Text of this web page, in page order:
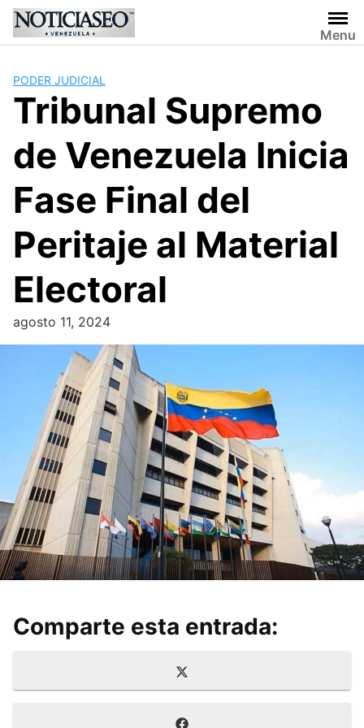
Skip
content
Menu
PODER JUDICIAL
Tribunal Supremo
de Venezuela Inicia
Fase Final del
Peritaje al Material
Electoral
agosto 11, 2024
Comparte esta entrada:
en
(
Compartir